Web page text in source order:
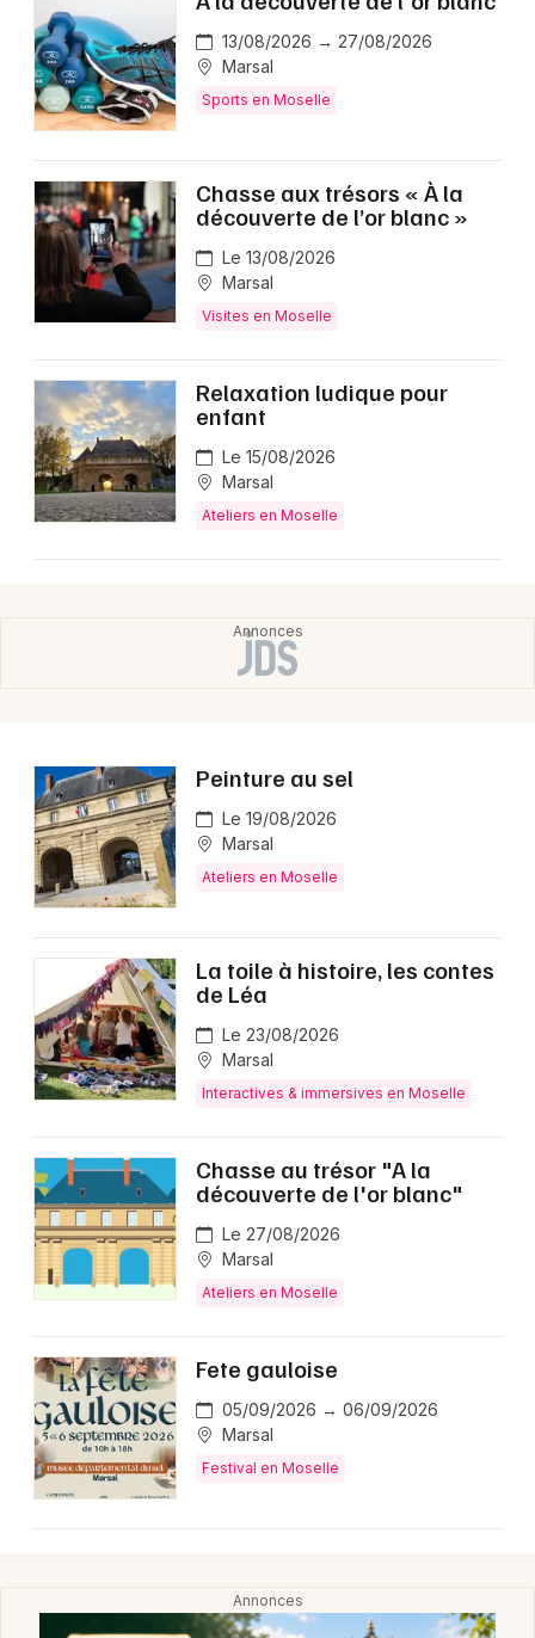
Magazine en Moselle
Choisir mes départements
Mon email
Je m'abonne
13/08/2026 → 27/08/2026
Marsal
Sports en Moselle
Chasse aux trésors « À la
découverte de l’or blanc »
Le 13/08/2026
Marsal
Visites en Moselle
Relaxation ludique pour
enfant
Le 15/08/2026
Marsal
Ateliers en Moselle
Peinture au sel
Le 19/08/2026
Marsal
Ateliers en Moselle
La toile à histoire, les contes
de Léa
Le 23/08/2026
Marsal
Interactives & immersives en Moselle
Chasse au trésor "A la
découverte de l'or blanc"
Le 27/08/2026
Marsal
Ateliers en Moselle
Fete gauloise
05/09/2026 → 06/09/2026
Marsal
Festival en Moselle